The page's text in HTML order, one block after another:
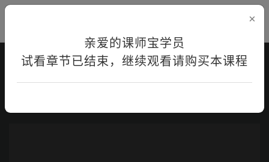
×
亲爱的课师宝学员
试看章节已结束，继续观看请购买本课程
首页 在线学习 课程详情